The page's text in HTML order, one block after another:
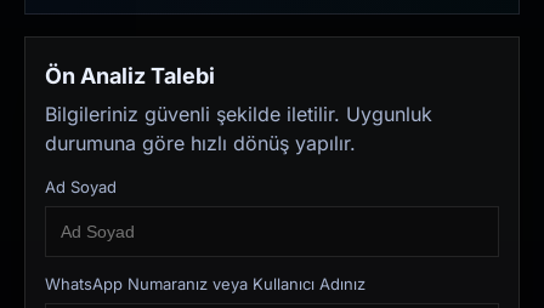
Ön Analiz Talebi
Bilgileriniz güvenli şekilde iletilir. Uygunluk
durumuna göre hızlı dönüş yapılır.
Ad Soyad
WhatsApp Numaranız veya Kullanıcı Adınız